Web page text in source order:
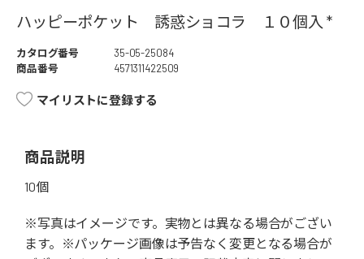
ハッピーポケット 誘惑ショコラ １０個入 *
カタログ番号
35-05-25084
商品番号
4571311422509
マイリストに登録する
商品説明
10個
※写真はイメージです。実物とは異なる場合がござい
ます。※パッケージ画像は予告なく変更となる場合が